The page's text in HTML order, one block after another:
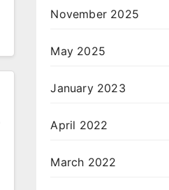
November 2025
May 2025
January 2023
April 2022
March 2022